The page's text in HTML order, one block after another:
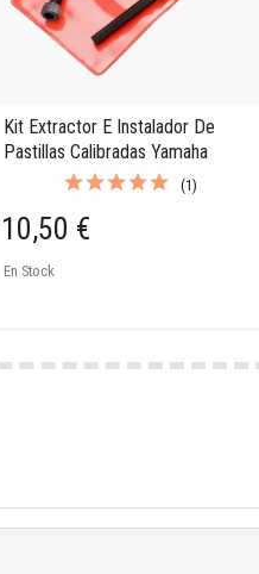
Kit Extractor E Instalador De
Pastillas Calibradas Yamaha
(1)
10,50 €
En Stock